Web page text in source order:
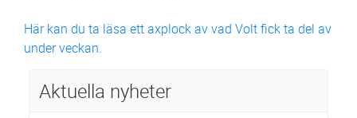
Här kan du ta läsa ett axplock av vad Volt fick ta del av
under veckan.
Aktuella nyheter